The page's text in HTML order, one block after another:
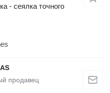
- сеялка точного